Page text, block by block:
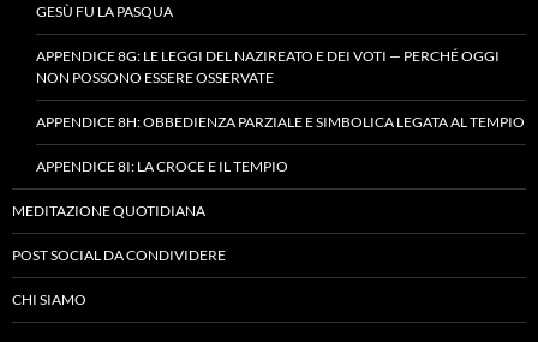
GESÙ FU LA PASQUA
APPENDICE 8G: LE LEGGI DEL NAZIREATO E DEI VOTI — PERCHÉ OGGI
NON POSSONO ESSERE OSSERVATE
APPENDICE 8H: OBBEDIENZA PARZIALE E SIMBOLICA LEGATA AL TEMPIO
APPENDICE 8I: LA CROCE E IL TEMPIO
MEDITAZIONE QUOTIDIANA
POST SOCIAL DA CONDIVIDERE
CHI SIAMO